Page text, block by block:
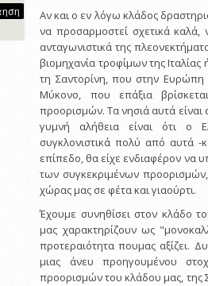
Αν και ο εν λόγω κλάδος
να προσαρμοστεί σχετικά καλά,
ανταγωνιστικά της
βιομηχανία τροφίμων της
τη Σαντορίνη, που στην Ευρώπη
Μύκονο, που επάξια
προορισμών. Τα νησιά αυτά
γυμνή αλήθεια είναι ότι ο
συγκλονιστικά πολύ από αυτά -
επίπεδο, θα είχε ενδιαφέρον να
των συγκεκριμένων
χώρας μας σε φέτα και γιαούρτι.
Έχουμε συνηθίσει στον κλάδο
μας χαρακτηρίζουν ως
προτεραιότητα πουμας αξίζει.
μιας άνευ προηγουμένου
προορισμών του κλάδου μας, της